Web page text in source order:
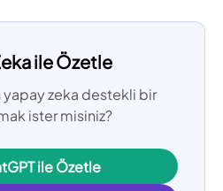
ile Özetle
yapay zeka destekli bir
ister misiniz?
ile Özetle